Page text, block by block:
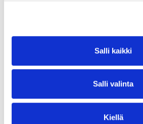
Salli kaikki
Salli valinta
Kiellä
Elämä on riippuvainen veden,
ravinteiden kierrosta
kiertotaloutta, jossa ”jäte” on
ainetta. Luonnossa kaikki